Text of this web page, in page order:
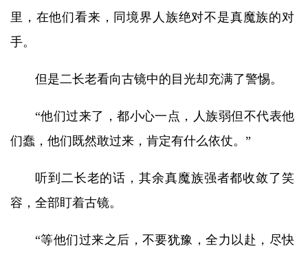
里，在他们看来，同境界人族绝对不是真魔族的对
手。
但是二长老看向古镜中的目光却充满了警惕。
“他们过来了，都小心一点，人族弱但不代表他
们蠢，他们既然敢过来，肯定有什么依仗。”
听到二长老的话，其余真魔族强者都收敛了笑
容，全部盯着古镜。
“等他们过来之后，不要犹豫，全力以赴，尽快